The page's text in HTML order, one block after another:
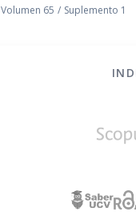
Volumen 65 / Suplemento 1